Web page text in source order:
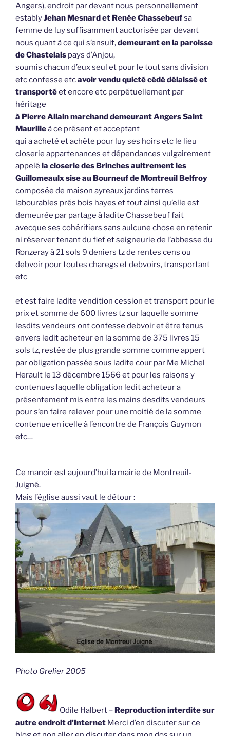
Angers), endroit par devant nous personnellement
establyJehan Mesnard et Renée Chassebeufsa
femme de luy suffisamment auctorisée par devant
nous quant à ce qui s’ensuit,demeurant en la paroisse
de Chastelais pays d’Anjou,
soumis chacun d’eux seul et pour le tout sans division
etc confesse etcavoir vendu quicté cédé délaissé et
transportéet encore etc perpétuellement par
héritage
à Pierre Allain marchand demeurant Angers Saint
Maurilleà ce présent et acceptant
qui a acheté et achète pour luy ses hoirs etc le lieu
closerie appartenances et dépendances vulgairement
appelé la closerie des Brinches aultrement les
Guillomeaulx sise au Bourneuf de Montreuil Belfroy
composée de maison ayreaux jardins terres
labourables prés bois hayes et tout ainsi qu’elle est
demeurée par partage à ladite Chassebeuf fait
avecque ses cohéritiers sans aulcune chose en retenir
ni réserver tenant du fief et seigneurie de l’abbesse du
Ronzeray à 21 sols 9 deniers tz de rentes cens ou
debvoir pour toutes charegs et debvoirs, transportant
etc
et est faire ladite vendition cession et transport pour le
prix et somme de 600 livres tz sur laquelle somme
lesdits vendeurs ont confesse debvoir et être tenus
envers ledit acheteur en la somme de 375 livres 15
sols tz, restée de plus grande somme comme appert
par obligation passée sous ladite cour par Me Michel
Herault le 13 décembre 1566 et pour les raisons y
contenues laquelle obligation ledit acheteur a
présentement mis entre les mains desdits vendeurs
pour s’en faire relever pour une moitié de la somme
contenue en icelle à l’encontre de François Guymon
etc…
Ce manoir est aujourd’hui la mairie de Montreuil-
Juigné.
Mais l’église aussi vaut le détour :
Photo Grelier 2005
Odile Halbert – Reproduction interdite sur
autre endroit d’Internet Merci d’en discuter sur ce